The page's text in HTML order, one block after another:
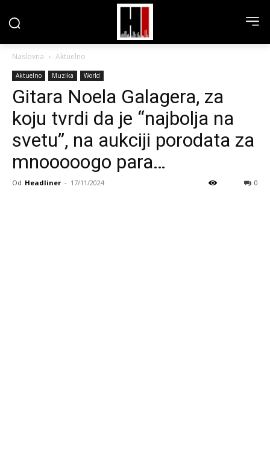
Naslovna Aktuelno
Aktuelno Muzika World
Gitara Noela Galagera, za
koju tvrdi da je “najbolja na
svetu”, na aukciji porodata za
mnooooogo para…
Od Headliner - 17/11/2024 0